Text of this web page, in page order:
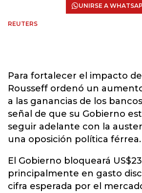
UNIRSE A
REUTERS
Para fortalecer el impacto
Rousseff ordenó un
a las ganancias de los
señal de que su Gobierno
seguir adelante con la
una oposición política férrea.
El Gobierno bloqueará
principalmente en gasto
cifra esperada por el